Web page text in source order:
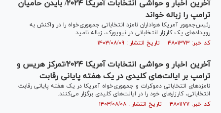
آخرین اخبار و حواشی انتخابات آمریکا ۲۰۲۴/ بایدن حامیان
ترامپ را زباله خواند
رئیس‌جمهور آمریکا هواداران نامزد انتخاباتی جمهوری‌خواه را در واکنش به
رویدادهای یک کارزار انتخاباتی در نیویورک، زباله نامید.
کد خبر: ۴۸۰۱۳۷۳ تاریخ انتشار : ۱۴۰۳/۰۸/۰۹
آخرین اخبار و حواشی انتخابات آمریکا ۲۰۲۴/تمرکز هریس و
ترامپ بر ایالت‌های کلیدی در یک هفته پایانی رقابت
نامزدهای انتخاباتی دموکرات و جمهوری‌خواه آمریکا در یک هفته پایانی رقابت
انتخاباتی، کارزارهای خود را در ایالت‌های کلیدی برگزار می‌کنند.
کد خبر: ۴۸۰۱۱۷۷ تاریخ انتشار : ۱۴۰۳/۰۸/۰۸